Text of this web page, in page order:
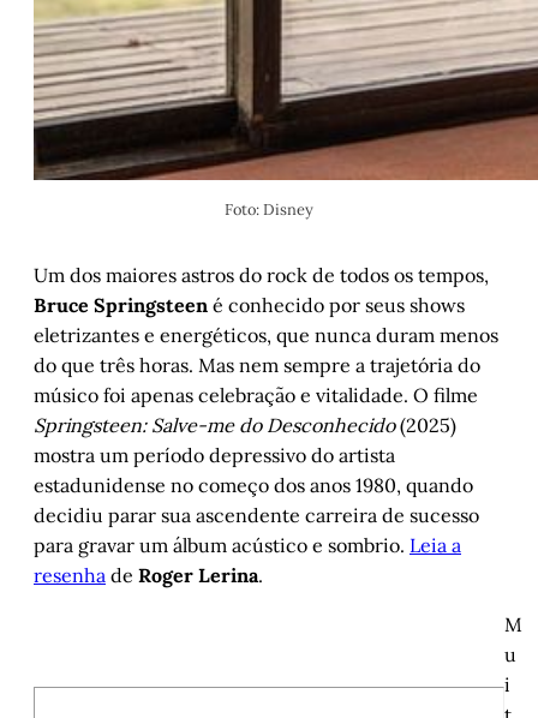
Foto: Disney
Um dos maiores astros do rock de todos os tempos,
Bruce Springsteen é conhecido por seus shows
eletrizantes e energéticos, que nunca duram menos
do que três horas. Mas nem sempre a trajetória do
músico foi apenas celebração e vitalidade. O filme
Springsteen: Salve-me do Desconhecido(2025)
mostra um período depressivo do artista
estadunidense no começo dos anos 1980, quando
decidiu parar sua ascendente carreira de sucesso
para gravar um álbum acústico e sombrio. Leia a
resenha de Roger Lerina.
M
u
i